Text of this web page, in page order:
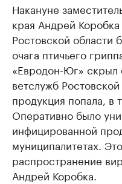
Накануне
края Андрей
Ростовской области
очага птичьего
«Евродон-Юг» скрыл
ветслужб
продукция попала, в
Оперативно было
инфицированной
муниципалитетах.
распространение
Андрей Коробка.